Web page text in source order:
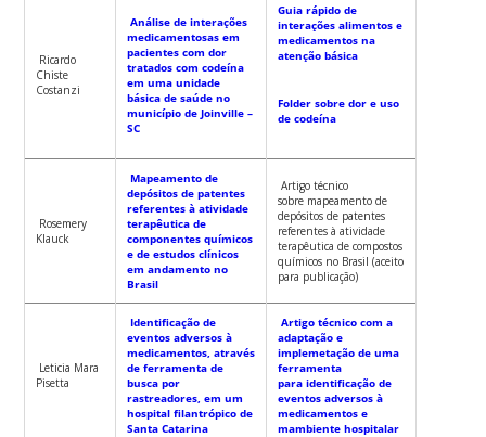
Ricardo
Chiste
Costanzi
Análise de interações
medicamentosas em
pacientes com dor
tratados com codeína
em uma unidade
básica de saúde no
município de Joinville –
SC
Guia rápido de
interações alimentos e
medicamentos na
atenção básica
Folder sobre dor e uso
de codeína
Rosemery
Klauck
Mapeamento de
depósitos de patentes
referentes à atividade
terapêutica de
componentes químicos
e de estudos clínicos
em andamento no
Brasil
Artigo técnico
sobre mapeamento de
depósitos de patentes
referentes à atividade
terapêutica de compostos
químicos no Brasil (aceito
para publicação)
Leticia Mara
Pisetta
Identificação de
eventos adversos à
medicamentos, através
de ferramenta de
busca por
rastreadores, em um
hospital filantrópico de
Santa Catarina
Artigo técnico com a
adaptação e
implemetação de uma
ferramenta
para identificação de
eventos adversos à
medicamentos e
mambiente hospitalar